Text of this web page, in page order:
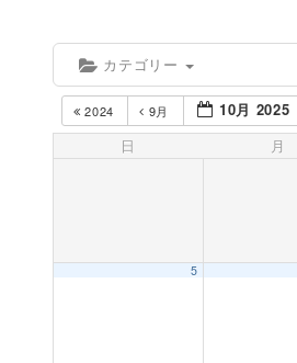
カテゴリー
2024 9月 10月 2025
日 月
5